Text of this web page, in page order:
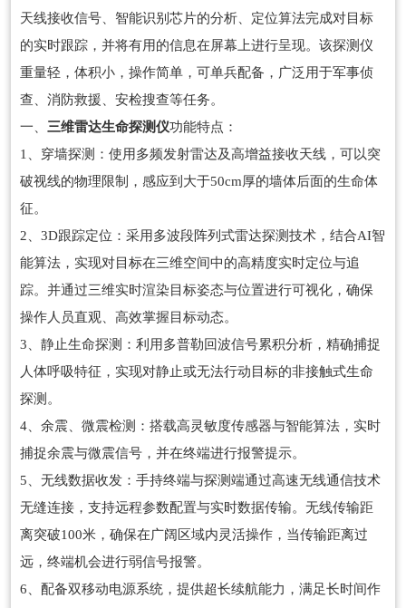
天线接收信号、智能识别芯片的分析、定位算法完成对目标
的实时跟踪，并将有用的信息在屏幕上进行呈现。该探测仪
重量轻，体积小，操作简单，可单兵配备，广泛用于军事侦
查、消防救援、安检搜查等任务。
一、 三维雷达生命探测仪功能特点：
1、穿墙探测：使用多频发射雷达及高增益接收天线，可以突
破视线的物理限制，感应到大于50cm厚的墙体后面的生命体
征。
2、3D跟踪定位：采用多波段阵列式雷达探测技术，结合AI智
能算法，实现对目标在三维空间中的高精度实时定位与追
踪。并通过三维实时渲染目标姿态与位置进行可视化，确保
操作人员直观、高效掌握目标动态。
3、静止生命探测：利用多普勒回波信号累积分析，精确捕捉
人体呼吸特征，实现对静止或无法行动目标的非接触式生命
探测。
4、余震、微震检测：搭载高灵敏度传感器与智能算法，实时
捕捉余震与微震信号，并在终端进行报警提示。
5、无线数据收发：手持终端与探测端通过高速无线通信技术
无缝连接，支持远程参数配置与实时数据传输。无线传输距
离突破100米，确保在广阔区域内灵活操作，当传输距离过
远，终端机会进行弱信号报警。
6、配备双移动电源系统，提供超长续航能力，满足长时间作